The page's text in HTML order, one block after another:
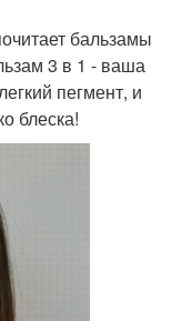
бальзамы
3 в 1 - ваша
пегмент, и
блеска!